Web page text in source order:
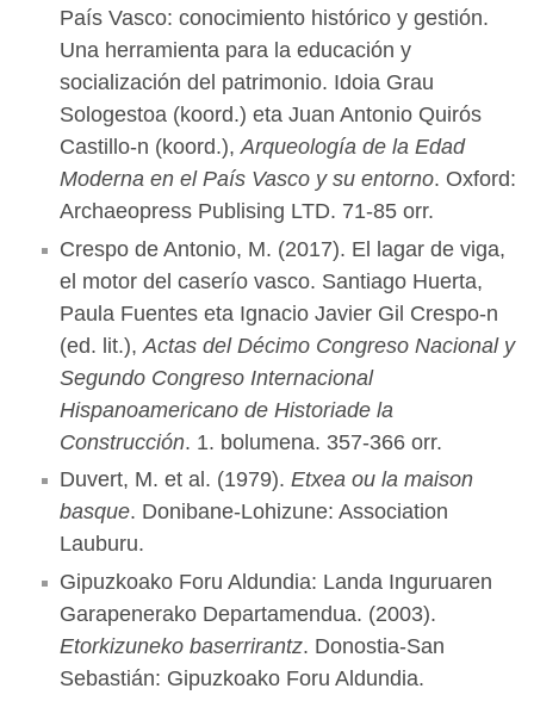
País Vasco: conocimiento histórico y gestión.
Una herramienta para la educación y
socialización del patrimonio. Idoia Grau
Sologestoa (koord.) eta Juan Antonio Quirós
Castillo-n (koord.),Arqueología de la Edad
Moderna en el País Vasco y su entorno. Oxford:
Archaeopress Publising LTD. 71-85 orr.
Crespo de Antonio, M. (2017). El lagar de viga,
el motor del caserío vasco. Santiago Huerta,
Paula Fuentes eta Ignacio Javier Gil Crespo-n
(ed. lit.), Actas del Décimo Congreso Nacional y
Segundo Congreso Internacional
Hispanoamericano de Historiade la
Construcción. 1. bolumena. 357-366 orr.
Duvert, M. et al. (1979). Etxea ou la maison
basque. Donibane-Lohizune: Association
Lauburu.
Gipuzkoako Foru Aldundia: Landa Inguruaren
Garapenerako Departamendua. (2003).
Etorkizuneko baserrirantz. Donostia-San
Sebastián: Gipuzkoako Foru Aldundia.